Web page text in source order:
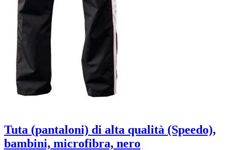
Tuta (pantaloni) di alta qualità (Speedo),
bambini, microfibra, nero